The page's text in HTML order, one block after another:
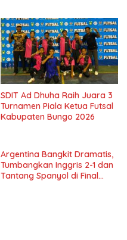
SDIT Ad Dhuha Raih Juara 3
Turnamen Piala Ketua Futsal
Kabupaten Bungo 2026
Argentina Bangkit Dramatis,
Tumbangkan Inggris 2-1 dan
Tantang Spanyol di Final